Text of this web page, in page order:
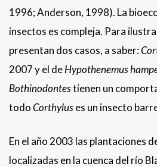
1996; Anderson, 1998). La
insectos es compleja. Para
presentan dos casos, a saber:
2007 y el deHypothenemus
Bothinodontestienen un
todoCorthyluses un insecto
En el año 2003 las plantaciones
localizadas en la cuenca del río